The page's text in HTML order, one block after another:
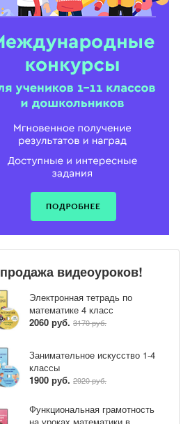
видеоуроков!
Электронная тетрадь по
математике 4 класс
2060 руб. 3170 руб.
Занимательное искусство 1-4
классы
1900 руб. 2920 руб.
Функциональная грамотность